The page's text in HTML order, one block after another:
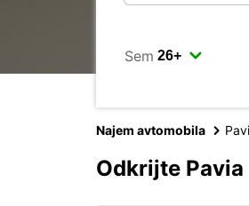
Sem
Najem avtomobila
Odkrijte